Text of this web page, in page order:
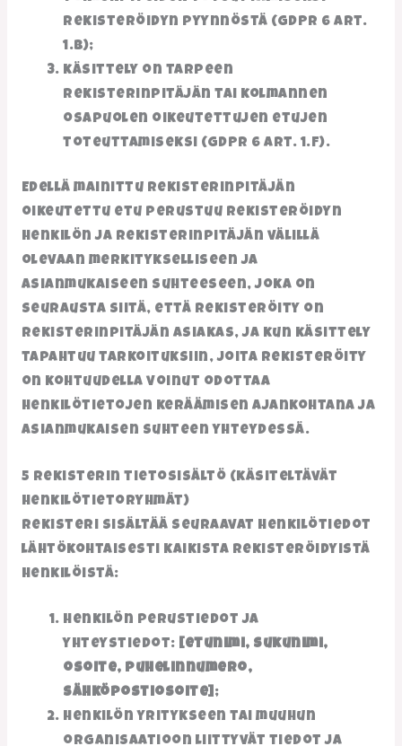
rekisteröidyn pyynnöstä (GDPR 6 art.
1.b);
käsittely on tarpeen
rekisterinpitäjän tai kolmannen
osapuolen oikeutettujen etujen
toteuttamiseksi (GDPR 6 art. 1.f).
Edellä mainittu rekisterinpitäjän
oikeutettu etu perustuu rekisteröidyn
henkilön ja rekisterinpitäjän välillä
olevaan merkitykselliseen ja
asianmukaiseen suhteeseen, joka on
seurausta siitä, että rekisteröity on
rekisterinpitäjän asiakas, ja kun käsittely
tapahtuu tarkoituksiin, joita rekisteröity
on kohtuudella voinut odottaa
henkilötietojen keräämisen ajankohtana ja
asianmukaisen suhteen yhteydessä.
5 Rekisterin tietosisältö (käsiteltävät
henkilötietoryhmät)
Rekisteri sisältää seuraavat henkilötiedot
lähtökohtaisesti kaikista rekisteröidyistä
henkilöistä:
henkilön perustiedot ja
yhteystiedot: [etunimi, sukunimi,
osoite, puhelinnumero,
sähköpostiosoite];
henkilön yritykseen tai muuhun
organisaatioon liittyvät tiedot ja